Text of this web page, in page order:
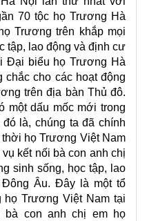
70 tộc họ Trương Hà
Trương trên khắp mọi
tập, lao động và định cư
Đại biểu họ Trương Hà
chắc cho các hoạt động
trên địa bàn Thủ đô.
một dấu mốc mới trong
là, chúng ta đã chính
họ Trương Việt Nam
kết nối bà con anh chị
sinh sống, học tập, lao
Âu. Đây là một tổ
Trương Việt Nam tại
con anh chị em họ